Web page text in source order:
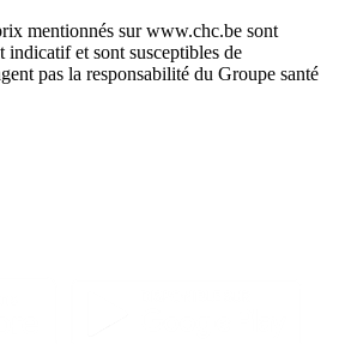
mentionnés sur www.chc.be sont
indicatif et sont susceptibles de
pas la responsabilité du Groupe santé